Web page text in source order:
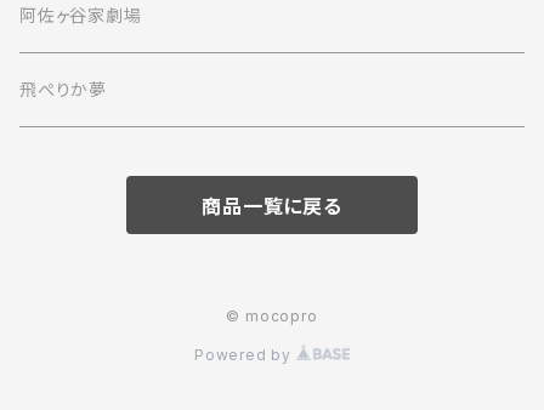
阿佐ヶ谷家劇場
飛ぺりか夢
商品一覧に戻る
© mocopro
Powered by